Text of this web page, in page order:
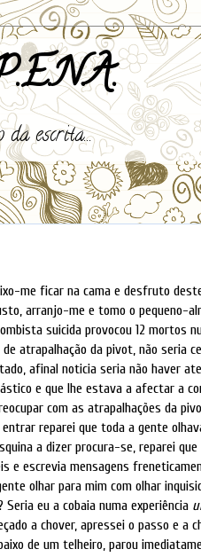
escrita...
me ficar na cama e desfruto
arranjo-me e tomo o pequeno-
suicida provocou 12 mortos
atrapalhação da pivot, não seria
afinal noticia seria não haver
e que lhe estava a afectar a
com as atrapalhações da
reparei que toda a gente
a dizer procura-se, reparei que
e escrevia mensagens
olhar para mim com olhar
eu a cobaia numa experiência
a chover, apressei o passo e a
de um telheiro, parou